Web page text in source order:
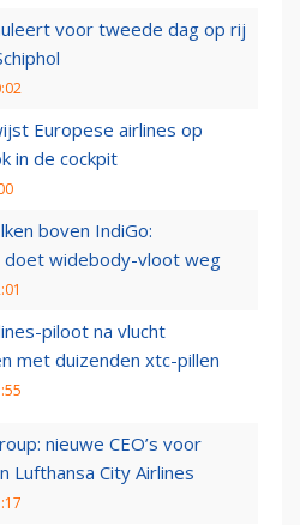
voor tweede dag op rij
Europese airlines op
in de cockpit
boven IndiGo:
widebody-vloot weg
piloot na vlucht
met duizenden xtc-pillen
nieuwe CEO’s voor
Lufthansa City Airlines